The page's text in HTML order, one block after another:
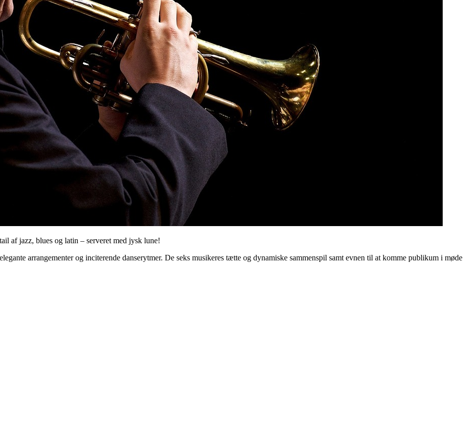
af jazz, blues og latin – serveret med jysk lune!
arrangementer og inciterende danserytmer. De seks musikeres tætte og dynamiske sammenspil samt evnen til at komme publikum i møde